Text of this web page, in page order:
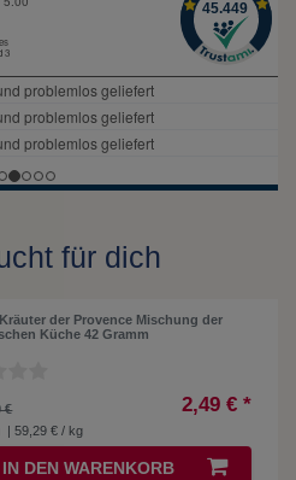
für dich
der Provence Mischung der
Küche 42 Gramm
€ 2,49 € *
| 59,29 € / kg
IN DEN WARENKORB